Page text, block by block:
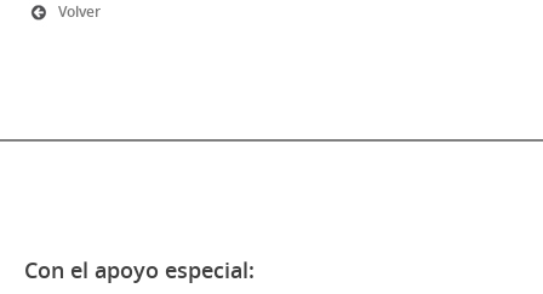
Volver
Con el apoyo especial: